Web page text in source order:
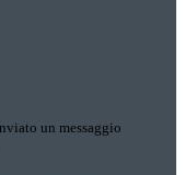
un messaggio